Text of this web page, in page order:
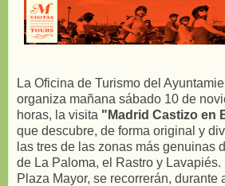
La Oficina de Turismo del
organiza mañana sábado 10 de
horas, la visita "Madrid Castizo en
que descubre, de forma original y
las tres de las zonas más genuinas
de La Paloma, el Rastro y Lavapiés.
Plaza Mayor, se recorrerán, durante